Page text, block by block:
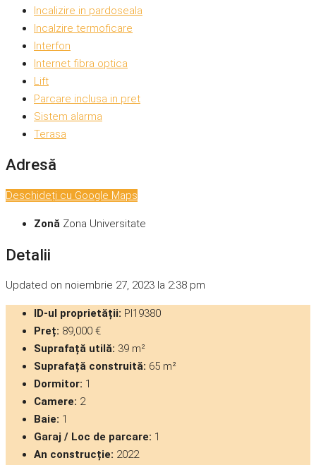
Incalizire in pardoseala
Incalzire termoficare
Interfon
Internet fibra optica
Lift
Parcare inclusa in pret
Sistem alarma
Terasa
Adresă
Deschideți cu Google Maps
Zonă Zona Universitate
Detalii
Updated on noiembrie 27, 2023 la 2:38 pm
ID-ul proprietății: PI19380
Preț: 89,000 €
Suprafață utilă: 39 m²
Suprafață construită: 65 m²
Dormitor: 1
Camere: 2
Baie: 1
Garaj / Loc de parcare: 1
An construcție: 2022